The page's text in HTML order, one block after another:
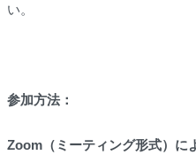
い。
参加方法：
Zoom（ミーティング形式） に